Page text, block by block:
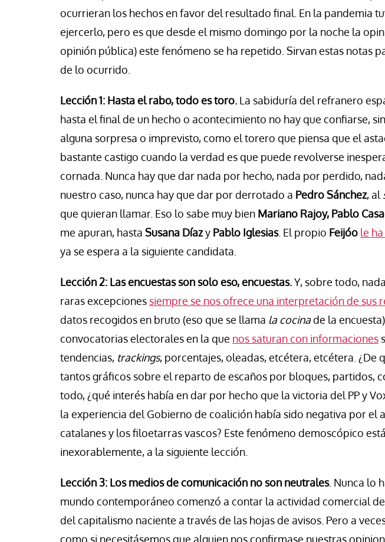
ocurrieran los hechos en favor del resultado final. En la pandemia
ejercerlo, pero es que desde el mismo domingo por la noche la
opinión pública) este fenómeno se ha repetido. Sirvan estas notas
de lo ocurrido.
Lección 1: Hasta el rabo, todo es toro. La sabiduría del refranero
hasta el final de un hecho o acontecimiento no hay que confiarse,
alguna sorpresa o imprevisto, como el torero que piensa que el
bastante castigo cuando la verdad es que puede revolverse
cornada. Nunca hay que dar nada por hecho, nada por perdido,
nuestro caso, nunca hay que dar por derrotado a Pedro Sánchez, al
que quieran llamar. Eso lo sabe muy bien Mariano Rajoy, Pablo
me apuran, hasta Susana Díazy Pablo Iglesias. El propio Feijóo le
ya se espera a la siguiente candidata.
Lección 2: Las encuestas son solo eso, encuestas.Y, sobre todo,
raras excepciones siempre se nos ofrece una interpretación de sus
datos recogidos en bruto (eso que se llama la cocinade la
convocatorias electorales en la que nos saturan con informaciones
tendencias, trackings, porcentajes, oleadas, etcétera, etcétera. ¿De
tantos gráficos sobre el reparto de escaños por bloques, partidos,
todo, ¿qué interés había en dar por hecho que la victoria del PP y
la experiencia del Gobierno de coalición había sido negativa por el
catalanes y los filoetarras vascos? Este fenómeno demoscópico
inexorablemente, a la siguiente lección.
Lección 3: Los medios de comunicación no son neutrales. Nunca lo
mundo contemporáneo comenzó a contar la actividad comercial
del capitalismo naciente a través de las hojas de avisos. Pero a
como si necesitásemos que alguien nos confirmase nuestras
Jose Luis Palacios